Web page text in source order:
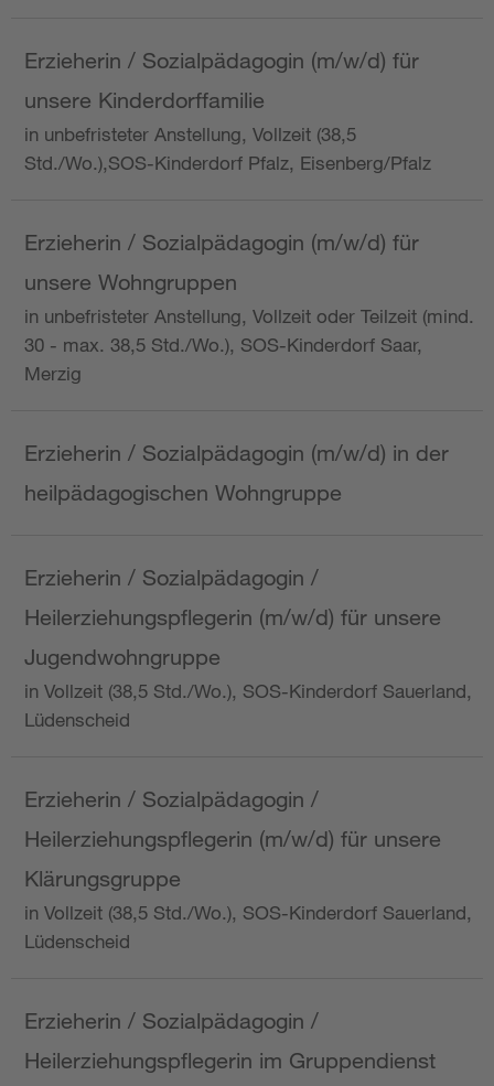
Erzieherin / Sozialpädagogin (m/w/d) für
unsere Kinderdorffamilie
in unbefristeter Anstellung, Vollzeit (38,5
Std./Wo.),SOS-Kinderdorf Pfalz, Eisenberg/Pfalz
Erzieherin / Sozialpädagogin (m/w/d) für
unsere Wohngruppen
in unbefristeter Anstellung, Vollzeit oder Teilzeit (mind.
30 - max. 38,5 Std./Wo.), SOS-Kinderdorf Saar,
Merzig
Erzieherin / Sozialpädagogin (m/w/d) in der
heilpädagogischen Wohngruppe
Erzieherin / Sozialpädagogin /
Heilerziehungspflegerin (m/w/d) für unsere
Jugendwohngruppe
in Vollzeit (38,5 Std./Wo.), SOS-Kinderdorf Sauerland,
Lüdenscheid
Erzieherin / Sozialpädagogin /
Heilerziehungspflegerin (m/w/d) für unsere
Klärungsgruppe
in Vollzeit (38,5 Std./Wo.), SOS-Kinderdorf Sauerland,
Lüdenscheid
Erzieherin / Sozialpädagogin /
Heilerziehungspflegerin im Gruppendienst